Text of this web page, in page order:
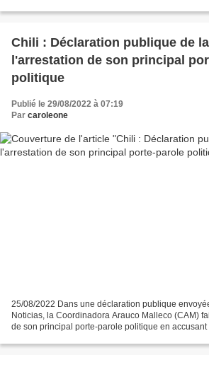
Chili : Déclaration publique de
l'arrestation de son principal
politique
Publié le 29/08/2022 à 07:19
Par caroleone
25/08/2022 Dans une déclaration publique
Noticias, la Coordinadora Arauco Malleco (CAM)
de son principal porte-parole politique en accusant